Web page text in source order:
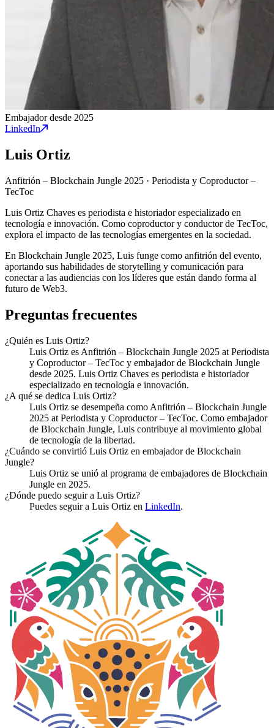
Embajador desde 2025
LinkedIn
Luis Ortiz
Anfitrión – Blockchain Jungle 2025 · Periodista y Coproductor –
TecToc
Luis Ortiz Chaves es periodista e historiador especializado en
tecnología e innovación. Como coproductor y conductor de TecToc,
explora el impacto de las tecnologías emergentes en la sociedad.
En Blockchain Jungle 2025, Luis funge como anfitrión del evento,
aportando sus habilidades de storytelling y comunicación para
conectar a las audiencias con los líderes que están dando forma al
futuro de Web3.
Preguntas frecuentes
¿Quién es Luis Ortiz?
Luis Ortiz es Anfitrión – Blockchain Jungle 2025 at Periodista
y Coproductor – TecToc y embajador de Blockchain Jungle
desde 2025. Luis Ortiz Chaves es periodista e historiador
especializado en tecnología e innovación.
¿A qué se dedica Luis Ortiz?
Luis Ortiz se desempeña como Anfitrión – Blockchain Jungle
2025 at Periodista y Coproductor – TecToc. Como embajador
de Blockchain Jungle, Luis contribuye al movimiento global
de tecnología de la libertad.
¿Cuándo se convirtió Luis Ortiz en embajador de Blockchain
Jungle?
Luis Ortiz se unió al programa de embajadores de Blockchain
Jungle en 2025.
¿Dónde puedo seguir a Luis Ortiz?
Puedes seguir a Luis Ortiz en LinkedIn.